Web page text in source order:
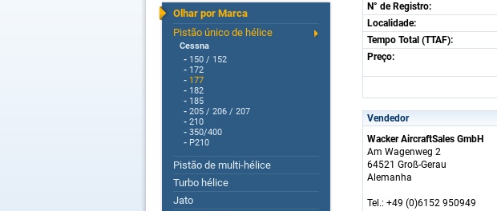
Olhar por Marca
Pistão único de hélice
Cessna
- 150 / 152
- 172
- 177
- 182
- 185
- 205 / 206 / 207
- 210
- 350/400
- P210
Pistão de multi-hélice
Turbo hélice
Jato
N° de Registro:
Localidade:
Tempo Total (TTAF):
Preço:
Vendedor
Wacker AircraftSales GmbH
Am Wagenweg 2
64521 Groß-Gerau
Alemanha
Tel.: +49 (0)6152 950949